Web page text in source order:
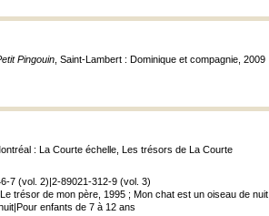
Pingouin , Saint-Lambert : Dominique et compagnie, 2009
: La Courte échelle, Les trésors de La Courte
7 (vol. 2)|2-89021-312-9 (vol. 3)
trésor de mon père, 1995 ; Mon chat est un oiseau de nuit,
enfants de 7 à 12 ans